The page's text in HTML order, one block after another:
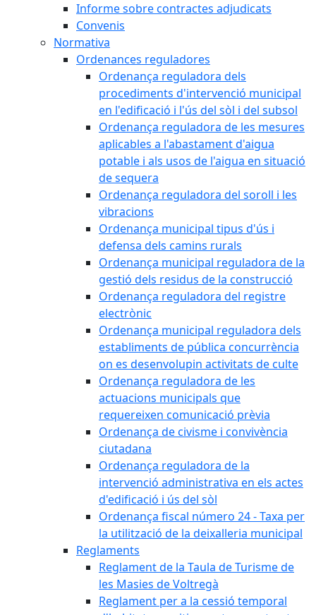
Informe sobre contractes adjudicats
Convenis
Normativa
Ordenances reguladores
Ordenança reguladora dels
procediments d'intervenció municipal
en l'edificació i l'ús del sòl i del subsol
Ordenança reguladora de les mesures
aplicables a l'abastament d'aigua
potable i als usos de l'aigua en situació
de sequera
Ordenança reguladora del soroll i les
vibracions
Ordenança municipal tipus d'ús i
defensa dels camins rurals
Ordenança municipal reguladora de la
gestió dels residus de la construcció
Ordenança reguladora del registre
electrònic
Ordenança municipal reguladora dels
establiments de pública concurrència
on es desenvolupin activitats de culte
Ordenança reguladora de les
actuacions municipals que
requereixen comunicació prèvia
Ordenança de civisme i convivència
ciutadana
Ordenança reguladora de la
intervenció administrativa en els actes
d'edificació i ús del sòl
Ordenança fiscal número 24 - Taxa per
la utilització de la deixalleria municipal
Reglaments
Reglament de la Taula de Turisme de
les Masies de Voltregà
Reglament per a la cessió temporal